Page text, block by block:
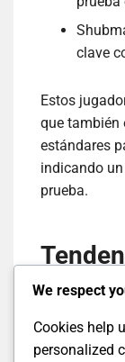
clave
Estos
que también
estándares
indicando
prueba.
We respect
Cookies help
personalized